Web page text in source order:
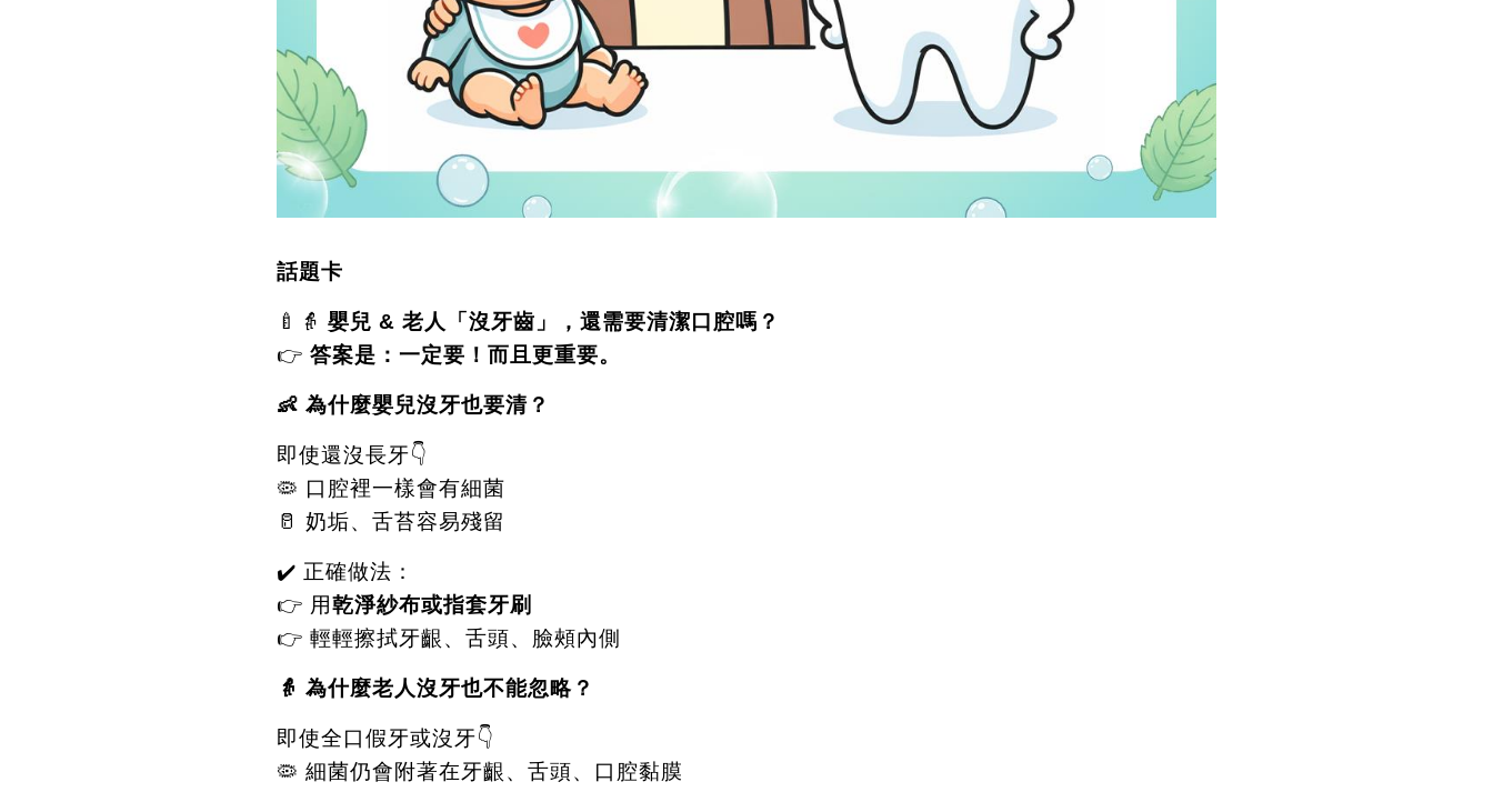
話題卡
🍼👵 嬰兒 & 老人「沒牙齒」，還需要清潔口腔嗎？
👉 答案是：一定要！而且更重要。
👶 為什麼嬰兒沒牙也要清？
即使還沒長牙👇
🦠 口腔裡一樣會有細菌
🥛 奶垢、舌苔容易殘留
✔️ 正確做法：
👉 用乾淨紗布或指套牙刷
👉 輕輕擦拭牙齦、舌頭、臉頰內側
👵 為什麼老人沒牙也不能忽略？
即使全口假牙或沒牙👇
🦠 細菌仍會附著在牙齦、舌頭、口腔黏膜